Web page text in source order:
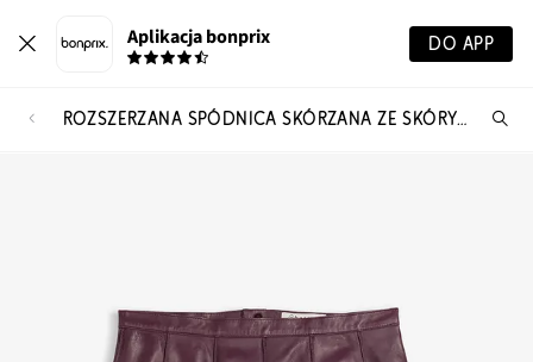
Aplikacja bonprix DO APP
ROZSZERZANA SPÓDNICA SKÓRZANA ZE SKÓRY JAGNIĘCEJ NAPPA